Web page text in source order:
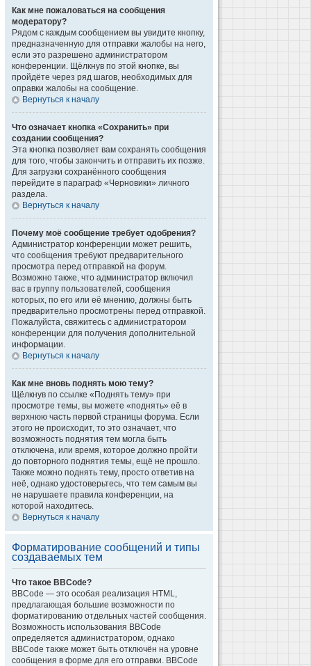
Как мне пожаловаться на сообщения
модератору?
Рядом с каждым сообщением вы увидите кнопку,
предназначенную для отправки жалобы на него,
если это разрешено администратором
конференции. Щёлкнув по этой кнопке, вы
пройдёте через ряд шагов, необходимых для
оправки жалобы на сообщение.
Вернуться к началу
Что означает кнопка «Сохранить» при
создании сообщения?
Эта кнопка позволяет вам сохранять сообщения
для того, чтобы закончить и отправить их позже.
Для загрузки сохранённого сообщения
перейдите в параграф «Черновики» личного
раздела.
Вернуться к началу
Почему моё сообщение требует одобрения?
Администратор конференции может решить,
что сообщения требуют предварительного
просмотра перед отправкой на форум.
Возможно также, что администратор включил
вас в группу пользователей, сообщения
которых, по его или её мнению, должны быть
предварительно просмотрены перед отправкой.
Пожалуйста, свяжитесь с администратором
конференции для получения дополнительной
информации.
Вернуться к началу
Как мне вновь поднять мою тему?
Щёлкнув по ссылке «Поднять тему» при
просмотре темы, вы можете «поднять» её в
верхнюю часть первой страницы форума. Если
этого не происходит, то это означает, что
возможность поднятия тем могла быть
отключена, или время, которое должно пройти
до повторного поднятия темы, ещё не прошло.
Также можно поднять тему, просто ответив на
неё, однако удостоверьтесь, что тем самым вы
не нарушаете правила конференции, на
которой находитесь.
Вернуться к началу
Форматирование сообщений и типы
создаваемых тем
Что такое BBCode?
BBCode — это особая реализация HTML,
предлагающая большие возможности по
форматированию отдельных частей сообщения.
Возможность использования BBCode
определяется администратором, однако
BBCode также может быть отключён на уровне
сообщения в форме для его отправки. BBCode